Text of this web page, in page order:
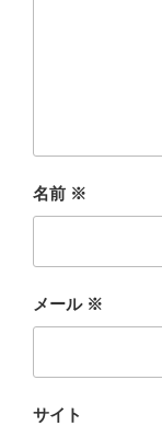
名前 ※
メール ※
サイト